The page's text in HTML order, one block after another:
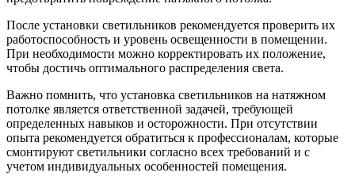
После установки светильников рекомендуется проверить их
работоспособность и уровень освещенности в помещении.
При необходимости можно корректировать их положение,
чтобы достичь оптимального распределения света.
Важно помнить, что установка светильников на натяжном
потолке является ответственной задачей, требующей
определенных навыков и осторожности. При отсутствии
опыта рекомендуется обратиться к профессионалам, которые
смонтируют светильники согласно всех требований и с
учетом индивидуальных особенностей помещения.